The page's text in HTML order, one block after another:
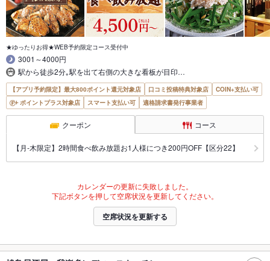
★ゆったりお得★WEB予約限定コース受付中
3001～4000円
駅から徒歩2分｡駅を出て右側の大きな看板が目印…
【アプリ予約限定】最大800ポイント還元対象店 口コミ投稿特典対象店
COIN+支払い可
ポイントプラス対象店
スマート支払い可 適格請求書発行事業者
クーポン コース
【月‐木限定】2時間食べ飲み放題お1人様につき200円OFF【区分22】
カレンダーの更新に失敗しました。
下記ボタンを押して空席状況を更新してください。
空席状況を更新する